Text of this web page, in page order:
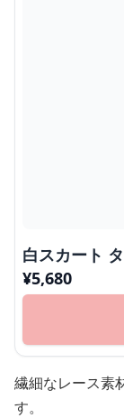
白スカート
¥5,680
繊細なレース素
す。